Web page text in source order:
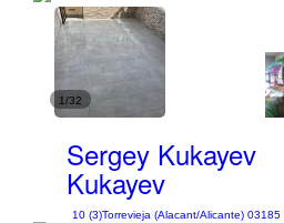
1/32
Sergey Kukayev
Kukayev
10 (3)Torrevieja (Alacant/Alicante) 03185